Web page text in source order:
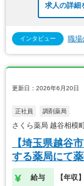
求人の詳細
インタビュー 職場
更新日：2026年6月20日
正社員 調剤薬局
さくら薬局 越谷相模
【埼玉県越谷
する薬局にて薬
給与 【年収